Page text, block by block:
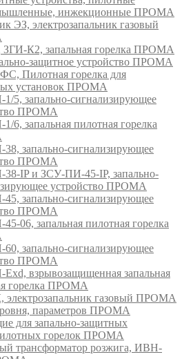
инжекционные ПРОМА
ЭЗ, электрозапальник газовый
К2, запальная горелка ПРОМА
защитное устройство ПРОМА
Пилотная горелка для
установок ПРОМА
5, запально-сигнализирующее
ПРОМА
6, запальная пилотная горелка
запально-сигнализирующее
ПРОМА
IP и ЗСУ-ПИ-45-IP, запально-
устройство ПРОМА
запально-сигнализирующее
ПРОМА
06, запальная пилотная горелка
запально-сигнализирующее
ПРОМА
взрывозащищенная запальная
горелка ПРОМА
газовый ПРОМА
параметров ПРОМА
для запально-защитных
горелок ПРОМА
трансформатор розжига, ИВН-